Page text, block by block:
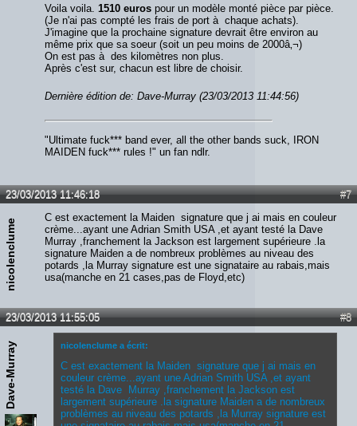
Voila voila. 1510 euros pour un modèle monté pièce par pièce.
(Je n'ai pas compté les frais de port à chaque achats).
J'imagine que la prochaine signature devrait être environ au
même prix que sa soeur (soit un peu moins de 2000â‚¬)
On est pas à des kilomètres non plus.
Après c'est sur, chacun est libre de choisir.
Dernière édition de: Dave-Murray (23/03/2013 11:44:56)
"Ultimate fuck*** band ever, all the other bands suck, IRON
MAIDEN fuck*** rules !" un fan ndlr.
#7
23/03/2013 11:46:18
nicolenclume
C est exactement la Maiden signature que j ai mais en couleur
crème...ayant une Adrian Smith USA ,et ayant testé la Dave
Murray ,franchement la Jackson est largement supérieure .la
signature Maiden a de nombreux problèmes au niveau des
potards ,la Murray signature est une signataire au rabais,mais
usa(manche en 21 cases,pas de Floyd,etc)
#8
23/03/2013 11:55:05
Dave-Murray nicolenclume a écrit:
C est exactement la Maiden signature que j ai mais en
couleur crème...ayant une Adrian Smith USA ,et ayant
testé la Dave Murray ,franchement la Jackson est
largement supérieure .la signature Maiden a de nombreux
problèmes au niveau des potards ,la Murray signature est